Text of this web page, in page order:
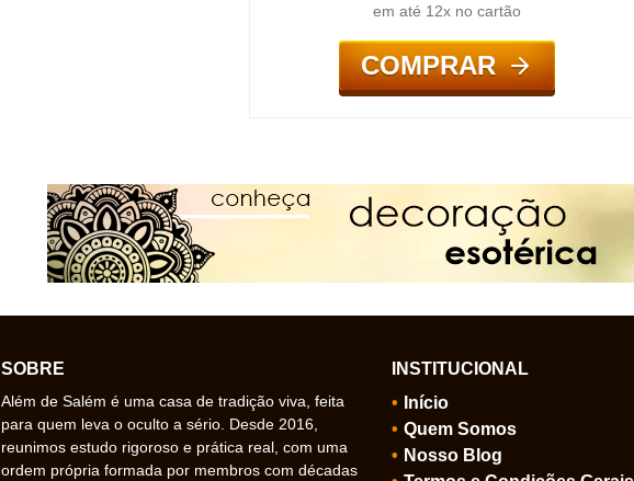
em até 12x no cartão
COMPRAR
SOBRE
Além de Salém é uma casa de tradição viva, feita
para quem leva o oculto a sério. Desde 2016,
reunimos estudo rigoroso e prática real, com uma
ordem própria formada por membros com décadas
INSTITUCIONAL
Início
Quem Somos
Nosso Blog